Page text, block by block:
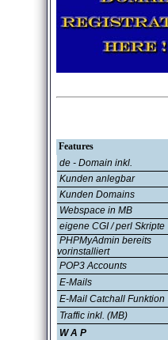
Features
de - Domain inkl.
Kunden anlegbar
Kunden Domains
Webspace in MB
eigene CGI / perl Skripte
PHPMyAdmin bereits
vorinstalliert
POP3 Accounts
E-Mails
E-Mail Catchall Funktion
Traffic inkl. (MB)
W A P